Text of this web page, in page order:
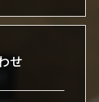
せ